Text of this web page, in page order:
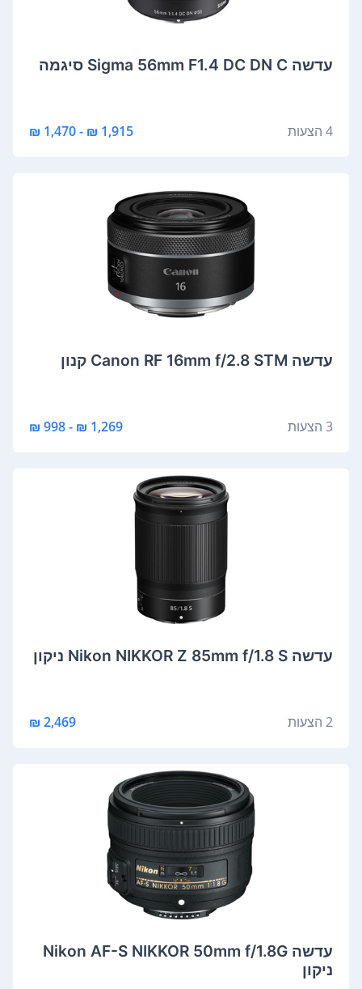
‏עדשה Sigma 56mm F1.4 DC DN C סיגמה
4 הצעות 1,915 ₪ - 1,470 ₪
‏עדשה Canon RF 16mm f/2.8 STM קנון
3 הצעות 1,269 ₪ - 998 ₪
‏עדשה Nikon NIKKOR Z 85mm f/1.8 S ניקון
2 הצעות 2,469 ₪
‏עדשה Nikon AF-S NIKKOR 50mm f/1.8G
ניקון